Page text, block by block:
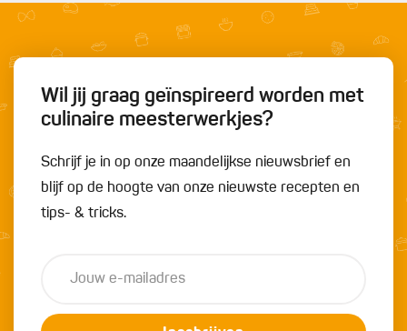
Wil jij graag geïnspireerd worden met
culinaire meesterwerkjes?
Schrijf je in op onze maandelijkse nieuwsbrief en
blijf op de hoogte van onze nieuwste recepten en
tips- & tricks.